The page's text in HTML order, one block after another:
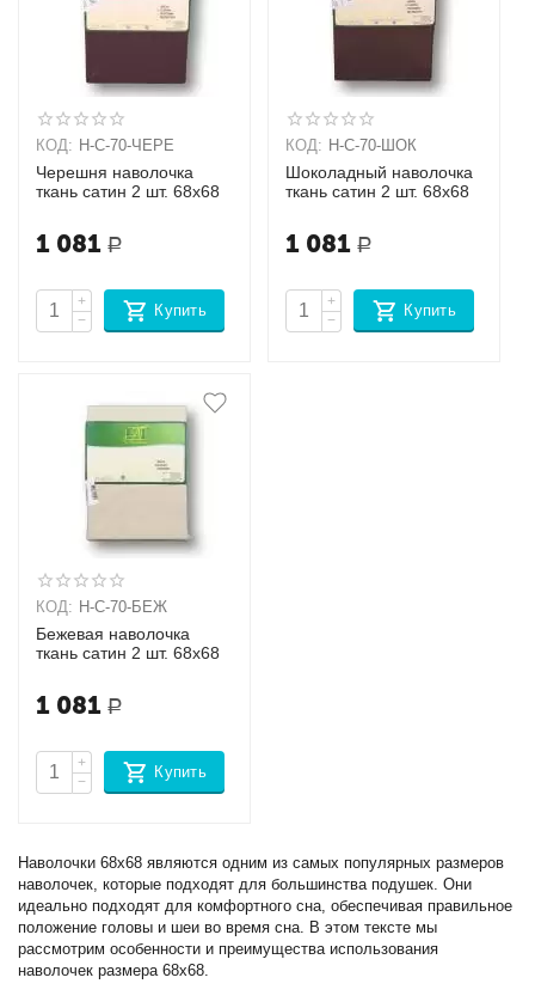
КОД: Н-С-70-ЧЕРЕ
Черешня наволочка
ткань сатин 2 шт. 68х68
1 081 Р
+
−
Купить
КОД: Н-С-70-ШОК
Шоколадный наволочка
ткань сатин 2 шт. 68х68
1 081 Р
+
−
Купить
КОД: Н-С-70-БЕЖ
Бежевая наволочка
ткань сатин 2 шт. 68х68
1 081 Р
+
−
Купить
Наволочки 68x68 являются одним из самых популярных размеров
наволочек, которые подходят для большинства подушек. Они
идеально подходят для комфортного сна, обеспечивая правильное
положение головы и шеи во время сна. В этом тексте мы
рассмотрим особенности и преимущества использования
наволочек размера 68x68.